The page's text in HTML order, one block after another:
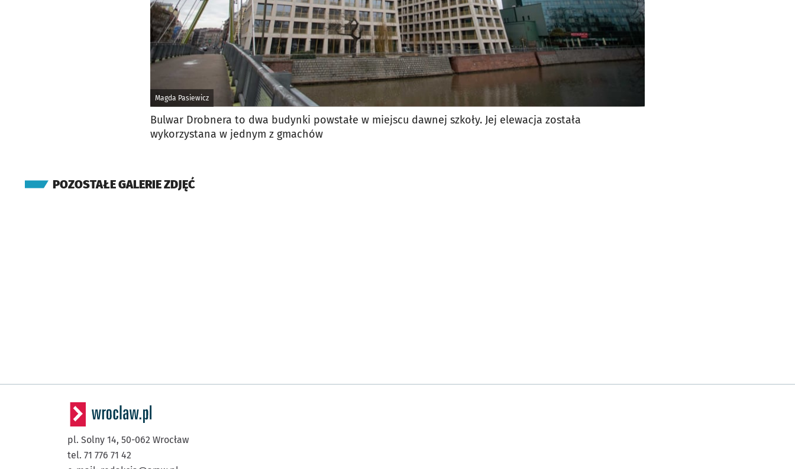
Magda Pasiewicz
Bulwar Drobnera to dwa budynki powstałe w miejscu dawnej szkoły. Jej elewacja została
wykorzystana w jednym z gmachów
POZOSTAŁE GALERIE ZDJĘĆ
pl. Solny 14, 50-062 Wrocław
tel. 71 776 71 42